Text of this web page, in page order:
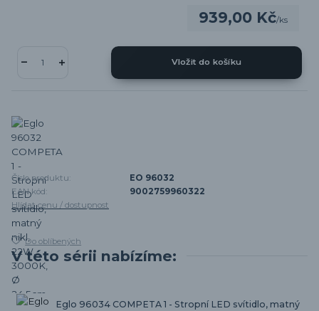
939,00 Kč/ks
Vložit do košíku
Číslo produktu:
EO 96032
EAN kód:
9002759960322
Hlídat cenu / dostupnost
Do oblíbených
V této sérii nabízíme:
Eglo 96034 COMPETA 1 - Stropní LED svítidlo, matný